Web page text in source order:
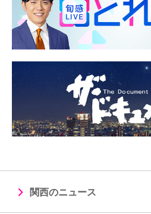
関西のニュース